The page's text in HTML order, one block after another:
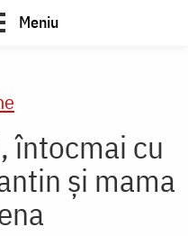
Meniu
întocmai cu
și mama